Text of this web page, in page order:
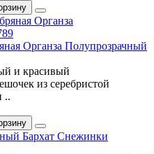
Органза Полупрозрачный
и красивый
из серебристой
..